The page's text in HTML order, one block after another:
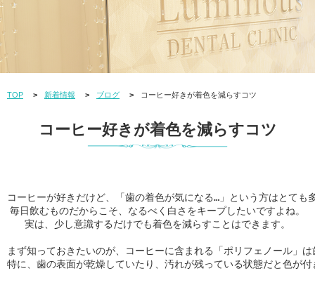
TOP 新着情報 ブログ コーヒー好きが着色を減らすコツ
コーヒー好きが着色を減らすコツ
コーヒーが好きだけど、「歯の着色が気になる…」という方はとても
毎日飲むものだからこそ、なるべく白さをキープしたいですよね。
実は、少し意識するだけでも着色を減らすことはできます。
まず知っておきたいのが、コーヒーに含まれる「ポリフェノール」
特に、歯の表面が乾燥していたり、汚れが残っている状態だと色が